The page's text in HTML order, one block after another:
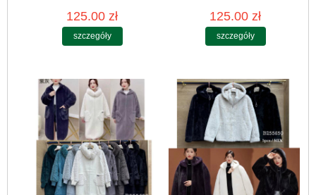
125.00 zł
szczegóły
125.00 zł
szczegóły